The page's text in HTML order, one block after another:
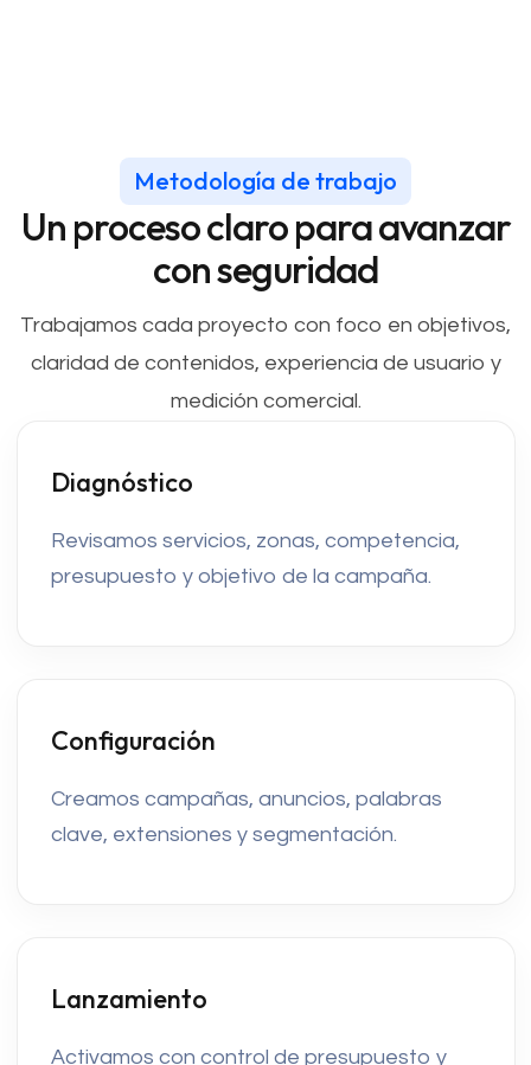
Metodología de trabajo
Un proceso claro para avanzar
con seguridad
Trabajamos cada proyecto con foco en objetivos,
claridad de contenidos, experiencia de usuario y
medición comercial.
Diagnóstico
Revisamos servicios, zonas, competencia,
presupuesto y objetivo de la campaña.
Configuración
Creamos campañas, anuncios, palabras
clave, extensiones y segmentación.
Lanzamiento
Activamos con control de presupuesto y